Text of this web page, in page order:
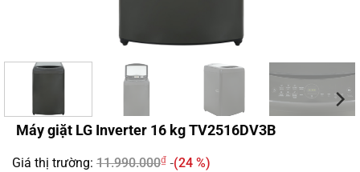
Máy giặt LG Inverter 16 kg TV2516DV3B
Giá thị trường: 11.990.000₫
(24 %)